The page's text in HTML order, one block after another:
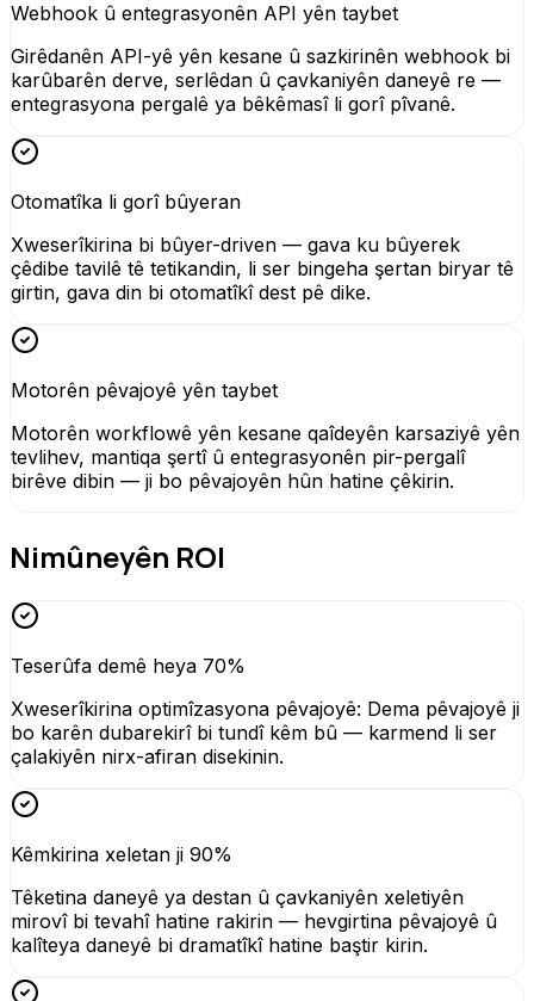
Webhook û entegrasyonên API yên taybet
Girêdanên API-yê yên kesane û sazkirinên webhook bi
karûbarên derve, serlêdan û çavkaniyên daneyê re —
entegrasyona pergalê ya bêkêmasî li gorî pîvanê.
Otomatîka li gorî bûyeran
Xweserîkirina bi bûyer-driven — gava ku bûyerek
çêdibe tavilê tê tetikandin, li ser bingeha şertan biryar tê
girtin, gava din bi otomatîkî dest pê dike.
Motorên pêvajoyê yên taybet
Motorên workflowê yên kesane qaîdeyên karsaziyê yên
tevlihev, mantiqa şertî û entegrasyonên pir-pergalî
birêve dibin — ji bo pêvajoyên hûn hatine çêkirin.
Nimûneyên ROI
Teserûfa demê heya 70%
Xweserîkirina optimîzasyona pêvajoyê: Dema pêvajoyê ji
bo karên dubarekirî bi tundî kêm bû — karmend li ser
çalakiyên nirx-afiran disekinin.
Kêmkirina xeletan ji 90%
Têketina daneyê ya destan û çavkaniyên xeletiyên
mirovî bi tevahî hatine rakirin — hevgirtina pêvajoyê û
kalîteya daneyê bi dramatîkî hatine baştir kirin.